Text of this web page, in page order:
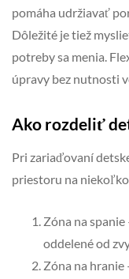
pomáha udržiavať
Dôležité je tiež
potreby sa menia.
úpravy bez nutnosti
Ako rozdeliť
Pri zariaďovaní
priestoru na
Zóna na
oddelené od
Zóna na hranie